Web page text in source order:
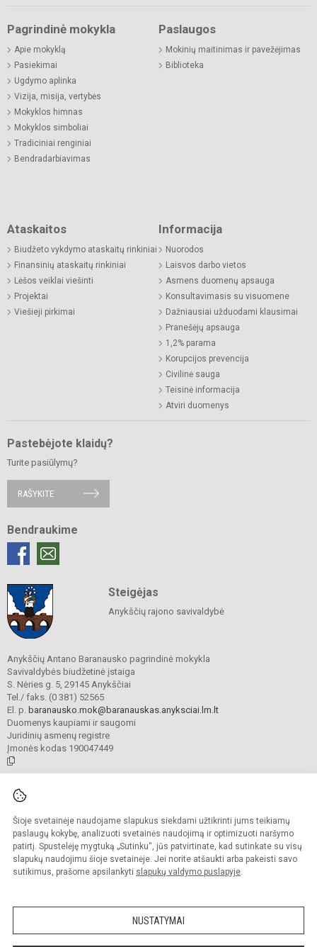
Šioje svetainėje naudojame slapukus siekdami užtikrinti jums teikiamų
paslaugų kokybę, analizuoti svetainės naudojimą ir optimizuoti naršymo
patirtį. Spustelėję mygtuką „Sutinku“, jūs patvirtinate, kad sutinkate su visų
slapukų naudojimu šioje svetainėje. Jei norite atšaukti arba pakeisti savo
sutikimus, prašome apsilankyti slapukų valdymo puslapyje.
NUSTATYMAI
Pagrindinė mokykla
Apie mokyklą
Pasiekimai
Ugdymo aplinka
Vizija, misija, vertybės
Mokyklos himnas
Mokyklos simboliai
Tradiciniai renginiai
Bendradarbiavimas
Paslaugos
Mokinių maitinimas ir pavežėjimas
Biblioteka
Ataskaitos
Biudžeto vykdymo ataskaitų rinkiniai
Finansinių ataskaitų rinkiniai
Lėšos veiklai viešinti
Projektai
Viešieji pirkimai
Informacija
Nuorodos
Laisvos darbo vietos
Asmens duomenų apsauga
Konsultavimasis su visuomene
Dažniausiai užduodami klausimai
Pranešėjų apsauga
1,2% parama
Korupcijos prevencija
Civilinė sauga
Teisinė informacija
Atviri duomenys
Pastebėjote klaidų?
Turite pasiūlymų?
RAŠYKITE
Bendraukime
Steigėjas
Anykščių rajono savivaldybė
Anykščių Antano Baranausko pagrindinė mokykla
Savivaldybės biudžetinė įstaiga
S. Nėries g. 5, 29145 Anykščiai
Tel./ faks. (0 381) 52565
El. p. baranausko.mok@baranauskas.anyksciai.lm.lt
Duomenys kaupiami ir saugomi
Juridinių asmenų registre
Įmonės kodas 190047449
Kopijuoti turinį be raštiško mokyklos administracijos sutikimo griežtai
draudžiama.
Prieinamumo paraiška Slapukų valdymas
Sumanus būdas atnaujinti